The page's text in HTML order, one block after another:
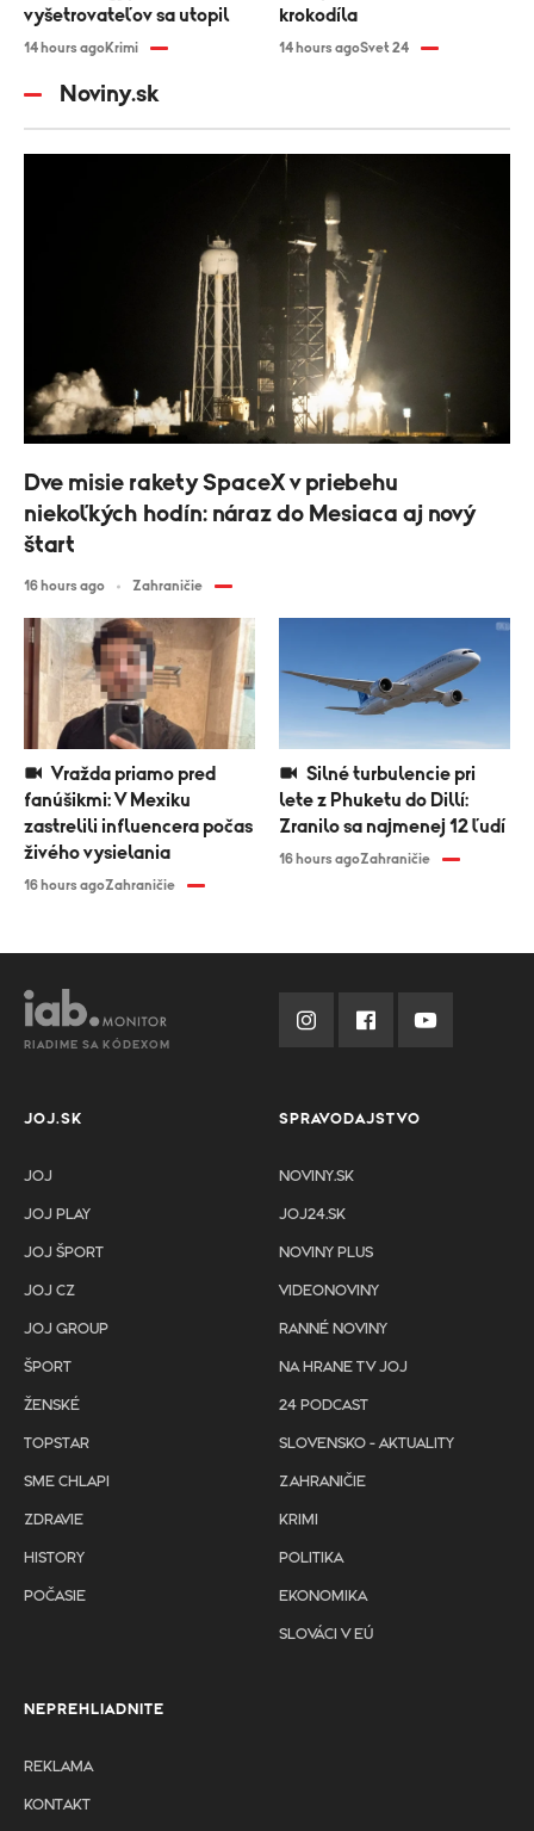
vyšetrovateľov sa utopil
14 hours agoKrimi
krokodíla
14 hours agoSvet 24
Noviny.sk
fanúšikmi: V Mexiku
zastrelili influencera počas
živého vysielania
16 hours agoZahraničie
lete z Phuketu do Dillí:
Zranilo sa najmenej 12 ľudí
16 hours agoZahraničie
Dve misie rakety SpaceX v priebehu
niekoľkých hodín: náraz do Mesiaca aj nový
štart
16 hours ago Zahraničie
RIADIME SA KÓDEXOM
JOJ.SK
JOJ
JOJ PLAY
JOJ ŠPORT
JOJ CZ
JOJ GROUP
ŠPORT
ŽENSKÉ
TOPSTAR
SME CHLAPI
ZDRAVIE
HISTORY
POČASIE
SPRAVODAJSTVO
NOVINY.SK
JOJ24.SK
NOVINY PLUS
VIDEONOVINY
RANNÉ NOVINY
NA HRANE TV JOJ
24 PODCAST
SLOVENSKO - AKTUALITY
ZAHRANIČIE
KRIMI
POLITIKA
EKONOMIKA
SLOVÁCI V EÚ
NEPREHLIADNITE
REKLAMA
KONTAKT